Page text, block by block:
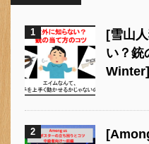
1
[雪山
い？銃
Winter]
2